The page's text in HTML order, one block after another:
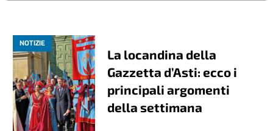
NOTIZIE
La locandina della
Gazzetta d’Asti: ecco i
principali argomenti
della settimana